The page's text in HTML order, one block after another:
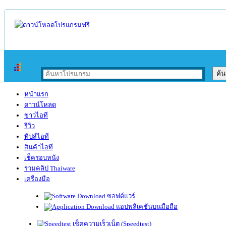
หน้าแรก
ดาวน์โหลด
ข่าวไอที
รีวิว
ทิปส์ไอที
สินค้าไอที
เช็ครอบหนัง
รวมคลิป Thaiware
เครื่องมือ
ซอฟต์แวร์
แอปพลิเคชันบนมือถือ
เช็คความเร็วเน็ต (Speedtest)